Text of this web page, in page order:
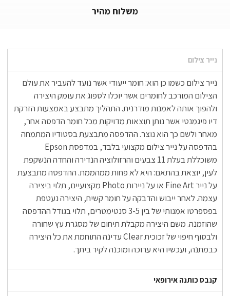
משלוח מהיר
נייר צילום
נייר צילום כשמו כן הוא: חומר ייעודי אשר נועד להעביר את עולם
הצילום המורכב לחומרים אשר יוכלו לספוג את עומק היצירה
ולהפוך אותה לאמנות מודרנית. התהליך מתבצע באמצעות הזרקת
דיו פיגמנטי אשר נותן תוצאות מדויקות מכל חומר הדפסה אחר,
מאחר ולשם כך הוא נוצר. ההדפסה מתבצעת בסטודיו המתמחה
בהדפסה על נייר צילום מקצועי בלבד, במדפסת Epson
משוכללת בעלת 11 צבעים והרזולוציה הנדירה והחדה הנשקפת
לעין, יוצאת בהתאם: היא לא פחות ממהממת. ההדפסה מתבצעת
על נייר Fine Art או על ניירות Photo מקצועיים, תלוי ביצירה
עצמה. לאחר ייבוש והדבקה על חומר קשיח, היצירה נעטפת
בפספרטו אמנותי של בין 3-5 סנטימטרים, תלוי בגודל ההדפסה
שהוזמנה. משם היצירה מקבלת תיחום של מסגרת עץ שחורה
ולבסוף חיפוי של זכוכית Clear עדינה התוחמת את כל היצירה
כבמתנה, ועכשיו היא ערוכה ומוכנה לקיר ביתך.
קנבס כותנה אירופאי